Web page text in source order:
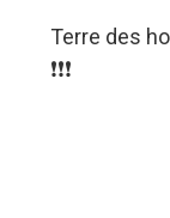
Terre des
❗❗❗